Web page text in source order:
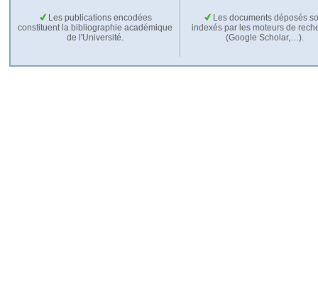
Les publications encodées
constituent la bibliographie académique
de l'Université.
Les documents déposés
indexés par les moteurs de
(Google Scholar,…).